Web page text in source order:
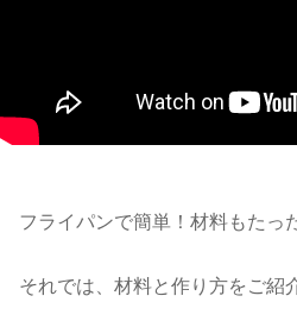
フライパンで簡単！材料もたっ
それでは、材料と作り方をご紹